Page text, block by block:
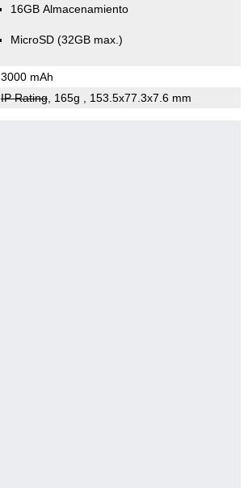
16GB Almacenamiento
MicroSD (32GB max.)
3000 mAh
IP Rating, 165g , 153.5x77.3x7.6 mm